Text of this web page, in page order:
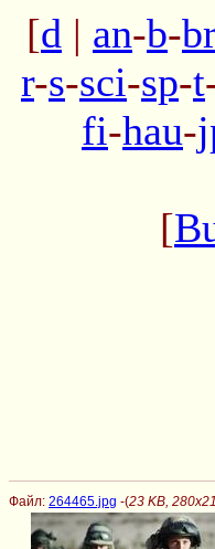
[d | an-b-
r-s-sci-sp-t
fi-hau-
[
Файл: 264465.jpg -(23 KB,